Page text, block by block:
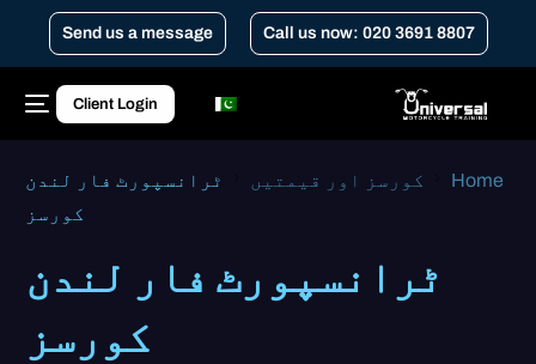
Call us now: 020 3691 8807
Send us a message
Client Login
Home کورسز اور قیمتیں
ٹرانسپورٹ فار لندن
کورسز
ٹرانسپورٹ فار لندن
کورسز